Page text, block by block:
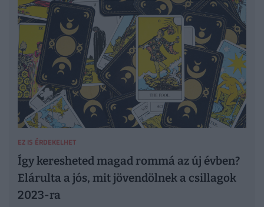
EZ IS ÉRDEKELHET
Így keresheted magad rommá az új évben?
Elárulta a jós, mit jövendölnek a csillagok
2023-ra